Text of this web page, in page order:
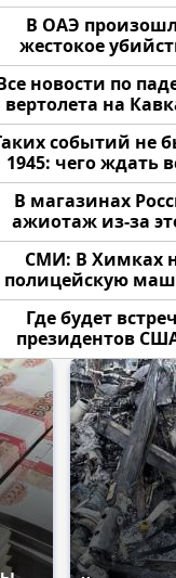
В ОАЭ
жестокое
новости по
вертолета на
читать здесь
событий не
1945: чего ждать
нам?
В магазинах
ажиотаж из-за
продукта: что
СМИ: В Химках
полицейскую
напали и
Где будет
президентов
России: